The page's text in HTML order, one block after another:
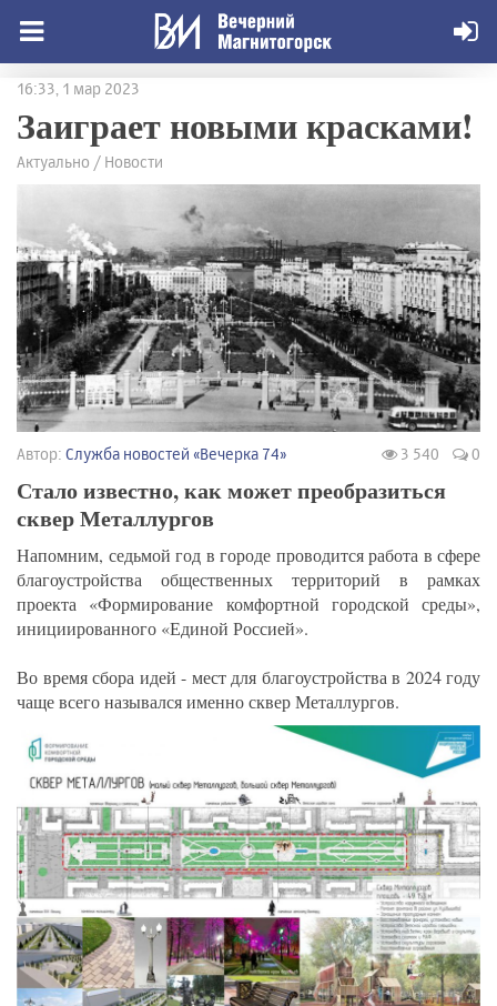
16:33, 1 мар 2023
Заиграет новыми красками!
Актуально / Новости
Автор: Служба новостей «Вечерка 74» 3 540 0
Стало известно, как может преобразиться
сквер Металлургов
Напомним, седьмой год в городе проводится работа в сфере
благоустройства общественных территорий в рамках
проекта «Формирование комфортной городской среды»,
инициированного «Единой Россией».
Во время сбора идей - мест для благоустройства в 2024 году
чаще всего назывался именно сквер Металлургов.